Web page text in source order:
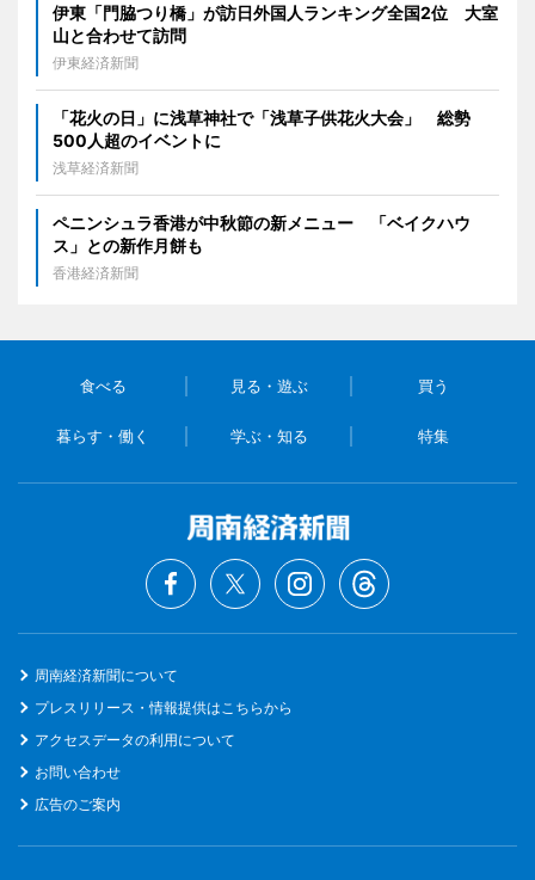
伊東「門脇つり橋」が訪日外国人ランキング全国2位 大室
山と合わせて訪問
伊東経済新聞
「花火の日」に浅草神社で「浅草子供花火大会」 総勢
500人超のイベントに
浅草経済新聞
ペニンシュラ香港が中秋節の新メニュー 「ベイクハウ
ス」との新作月餅も
香港経済新聞
食べる 見る・遊ぶ 買う
暮らす・働く 学ぶ・知る 特集
周南経済新聞について
プレスリリース・情報提供はこちらから
アクセスデータの利用について
お問い合わせ
広告のご案内